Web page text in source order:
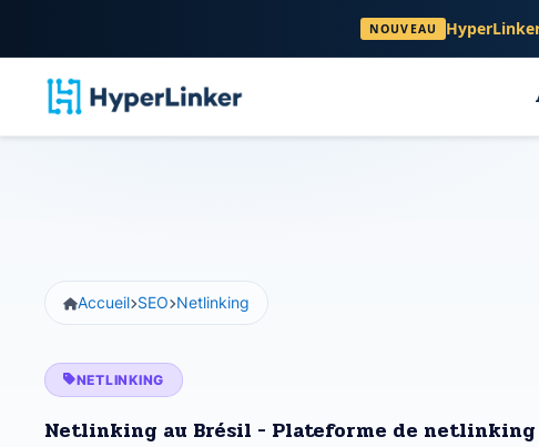
NOUVEAU
Accueil SEO Netlinking
NETLINKING
Netlinking au Brésil - Plateforme de netlinking